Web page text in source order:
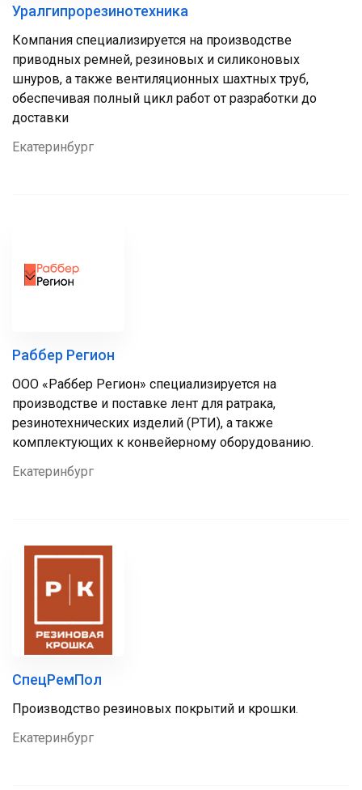
Уралгипрорезинотехника
Компания специализируется на производстве
приводных ремней, резиновых и силиконовых
шнуров, а также вентиляционных шахтных труб,
обеспечивая полный цикл работ от разработки до
доставки
Екатеринбург
Раббер Регион
ООО «Раббер Регион» специализируется на
производстве и поставке лент для ратрака,
резинотехнических изделий (РТИ), а также
комплектующих к конвейерному оборудованию.
Екатеринбург
СпецРемПол
Производство резиновых покрытий и крошки.
Екатеринбург